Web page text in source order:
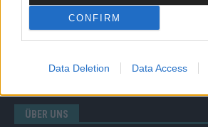
CONFIRM
Data Deletion Data Access
Streams & Storys
ÜBER UNS